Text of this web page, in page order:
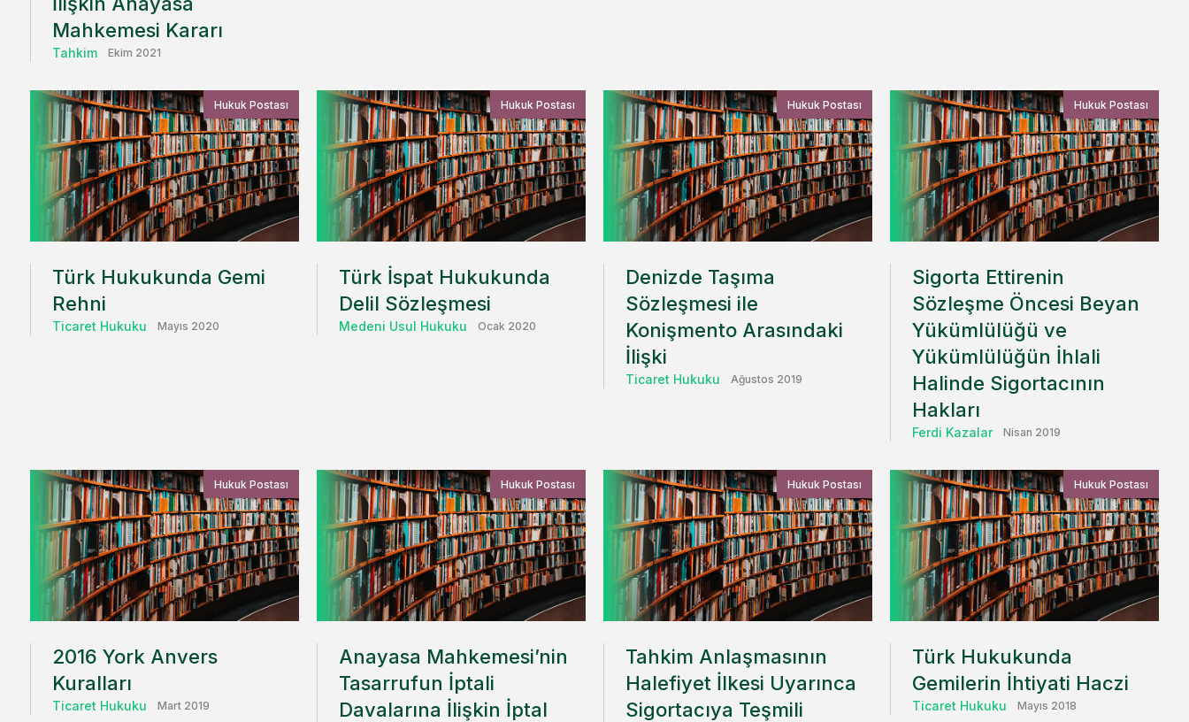
Mahkemesi Kararı
Tahkim Ekim 2021
Hukuk Postası
Türk Hukukunda Gemi
Rehni
Ticaret Hukuku Mayıs 2020
Hukuk Postası
Türk İspat Hukukunda
Delil Sözleşmesi
Medeni Usul Hukuku Ocak 2020
Hukuk Postası
Denizde Taşıma
Sözleşmesi ile
Konişmento Arasındaki
İlişki
Ticaret Hukuku Ağustos 2019
Hukuk Postası
Sigorta Ettirenin
Sözleşme Öncesi Beyan
Yükümlülüğü ve
Yükümlülüğün İhlali
Halinde Sigortacının
Hakları
Ferdi Kazalar Nisan 2019
Hukuk Postası
2016 York Anvers
Kuralları
Ticaret Hukuku Mart 2019
Hukuk Postası
Anayasa Mahkemesi’nin
Tasarrufun İptali
Davalarına İlişkin İptal
Hukuk Postası
Tahkim Anlaşmasının
Halefiyet İlkesi Uyarınca
Sigortacıya Teşmili
Hukuk Postası
Türk Hukukunda
Gemilerin İhtiyati Haczi
Ticaret Hukuku Mayıs 2018